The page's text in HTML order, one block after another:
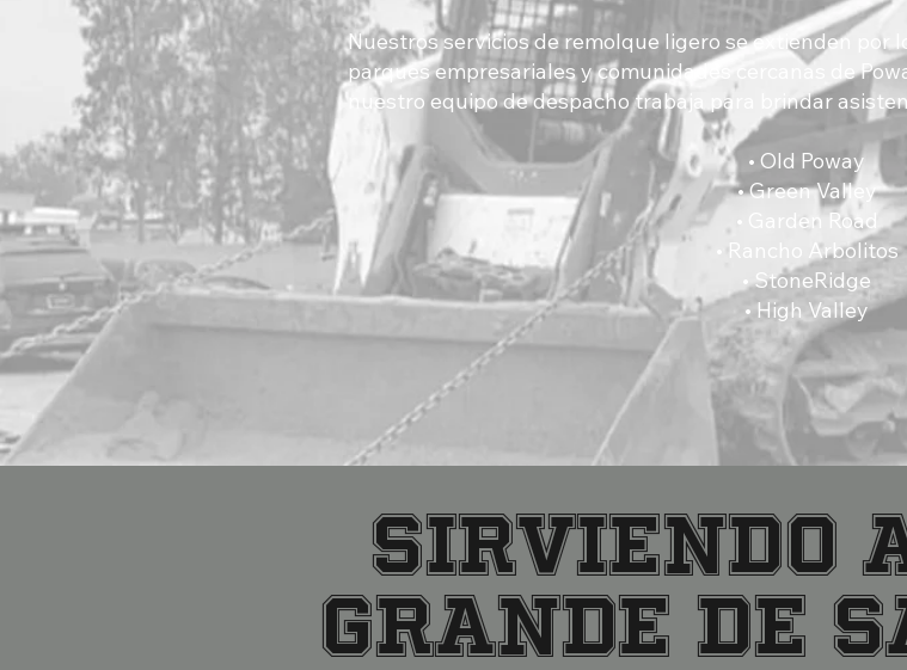
Nuestros servicios de remolque ligero se extienden por
parques empresariales y comunidades cercanas de
nuestro equipo de despacho trabaja para brindar
• Old Poway
• Green Valley
• Garden Road
• Rancho Arbolitos
• StoneRidge
• High Valley
SIRVIENDO
GRANDE DE